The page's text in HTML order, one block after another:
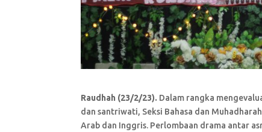
Raudhah (23/2/23). Dalam rangka
dan santriwati, Seksi Bahasa dan
Arab dan Inggris. Perlombaan drama antar